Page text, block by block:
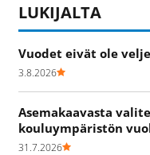
LUKIJALTA
Vuodet eivät ole
3.8.2026
Asemakaavasta
kouluympäristön
31.7.2026